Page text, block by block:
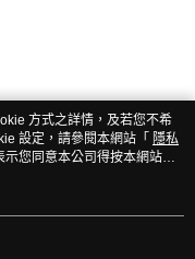
方式之詳情，及若您不希
設定，請參閱本網站「 隱私
您同意本公司得按本網站使